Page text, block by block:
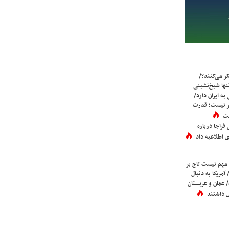
می‌کنند؟/
شیخ‌نشینی
ایران دارد/
نیست؛ قدرت
درباره
اطلاعیه داد
مهم نیست تاج بر
به دنبال
و عربستان
داشتند